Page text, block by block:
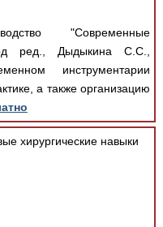
"Современные
ред., Дыдыкина С.С.,
инструментарии
а также организацию
хирургические навыки